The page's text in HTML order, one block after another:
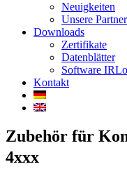
Neuigkeiten
Unsere
Downloads
Zertifikate
Datenblätter
Software
Kontakt
Zubehör für
4xxx